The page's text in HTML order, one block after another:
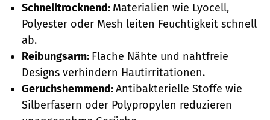
Schnelltrocknend: Materialien wie Lyocell,
Polyester oder Mesh leiten Feuchtigkeit schnell
ab.
Reibungsarm: Flache Nähte und nahtfreie
Designs verhindern Hautirritationen.
Geruchshemmend:Antibakterielle Stoffe wie
Silberfasern oder Polypropylen reduzieren